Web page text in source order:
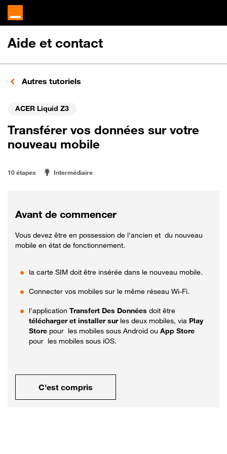
Aide et contact
Autres tutoriels
ACER Liquid Z3
Transférer vos données sur votre
nouveau mobile
10 étapes Intermédiaire
Avant de commencer
Vous devez être en possession de l'ancien et du nouveau
mobile en état de fonctionnement.
la carte SIM doit être insérée dans le nouveau mobile.
Connecter vos mobiles sur le même réseau Wi-Fi.
l'application Transfert Des Données doit être
télécharger et installer sur les deux mobiles, via Play
Store pour les mobiles sous Android ou App Store
pour les mobiles sous iOS.
C'est compris